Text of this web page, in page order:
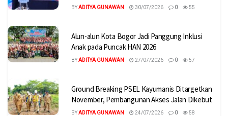
BYADITYA GUNAWAN 30/07/2026 0 55
Alun-alun Kota Bogor Jadi Panggung Inklusi
Anak pada Puncak HAN 2026
BYADITYA GUNAWAN 27/07/2026 0 57
Ground Breaking PSEL Kayumanis Ditargetkan
November, Pembangunan Akses Jalan Dikebut
BYADITYA GUNAWAN 24/07/2026 0 58